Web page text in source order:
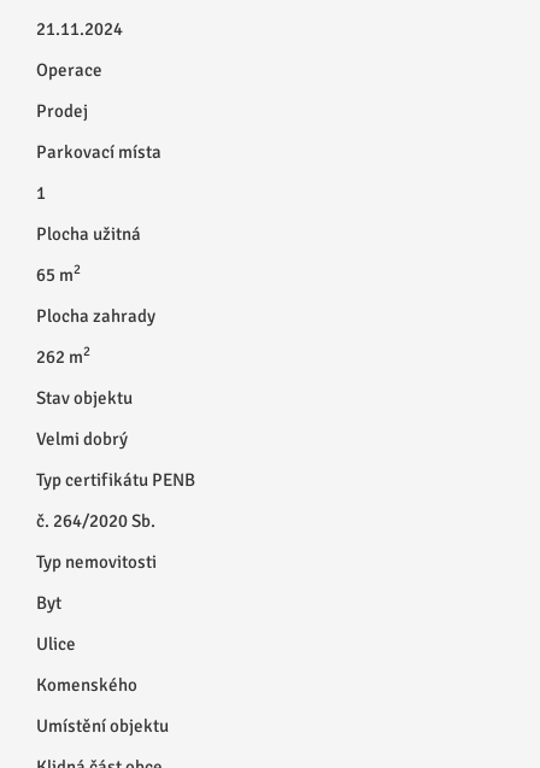
21.11.2024
Operace
Prodej
Parkovací místa
1
Plocha užitná
65 m2
Plocha zahrady
262 m2
Stav objektu
Velmi dobrý
Typ certifikátu PENB
č. 264/2020 Sb.
Typ nemovitosti
Byt
Ulice
Komenského
Umístění objektu